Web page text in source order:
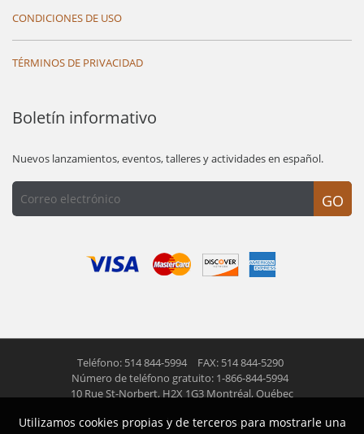
CONDICIONES DE USO
TÉRMINOS DE PRIVACIDAD
Boletín informativo
Nuevos lanzamientos, eventos, talleres y actividades en español.
GO
Teléfono: 514 844-5994
FAX: 514 844-5290
Número de teléfono gratuito: 1-866-844-5994
10 Rue St-Norbert, H2X 1G3 Montréal, Québec
© 2026 Las Americas inc. Todos los derechos reservados
Utilizamos cookies propias y de terceros para mostrarle una